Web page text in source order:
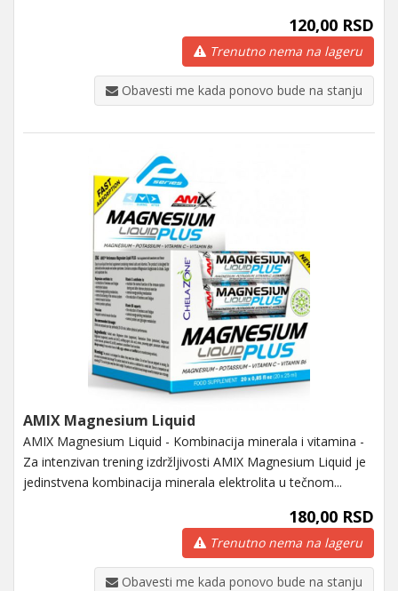
120,00 RSD
Trenutno nema na lageru
Obavesti me kada ponovo bude na stanju
AMIX Magnesium Liquid
AMIX Magnesium Liquid - Kombinacija minerala i vitamina -
Za intenzivan trening izdržljivosti AMIX Magnesium Liquid je
jedinstvena kombinacija minerala elektrolita u tečnom...
180,00 RSD
Trenutno nema na lageru
Obavesti me kada ponovo bude na stanju